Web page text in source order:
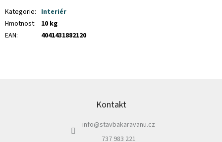
Kategorie: Interiér
Hmotnost:
10 kg
EAN: 4041431882120
Kontakt
info@stavbakaravanu.cz
737 983 221